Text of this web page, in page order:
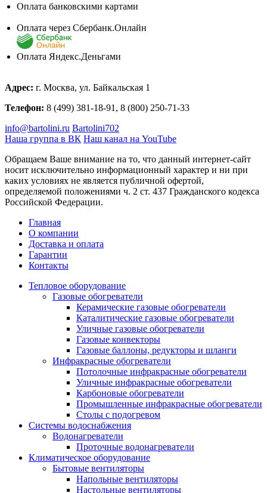
Оплата банковскими картами
Оплата через Сбербанк.Онлайн
Оплата Яндекс.Деньгами
Адрес: г. Москва, ул. Байкальская 1
Телефон: 8 (499) 381-18-91, 8 (800) 250-71-33
info@bartolini.ru Bartolini702
Наша группа в ВК Наш канал на YouTube
Обращаем Ваше внимание на то, что данный интернет-сайт
носит исключительно информационный характер и ни при
каких условиях не является публичной офертой,
определяемой положениями ч. 2 ст. 437 Гражданского кодекса
Российской Федерации.
Главная
О компании
Доставка и оплата
Гарантии
Контакты
Тепловое оборудование
Газовые обогреватели
Керамические газовые обогреватели
Каталитические газовые обогреватели
Уличные газовые обогреватели
Газовые конвекторы
Газовые баллоны, редукторы и шланги
Инфракрасные обогреватели
Потолочные инфракрасные обогреватели
Уличные инфракрасные обогреватели
Карбоновые обогреватели
Промышленные инфракрасные обогреватели
Столы с подогревом
Системы водоснабжения
Водонагреватели
Проточные водонагреватели
Климатическое оборудование
Бытовые вентиляторы
Напольные вентиляторы
Настольные вентиляторы